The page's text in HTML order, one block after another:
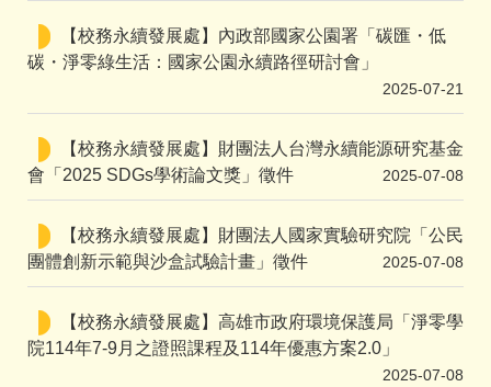
【校務永續發展處】內政部國家公園署「碳匯・低
碳・淨零綠生活：國家公園永續路徑研討會」
2025-07-21
【校務永續發展處】財團法人台灣永續能源研究基金
會「2025 SDGs學術論文獎」徵件
2025-07-08
【校務永續發展處】財團法人國家實驗研究院「公民
團體創新示範與沙盒試驗計畫」徵件
2025-07-08
【校務永續發展處】高雄市政府環境保護局「淨零學
院114年7-9月之證照課程及114年優惠方案2.0」
2025-07-08